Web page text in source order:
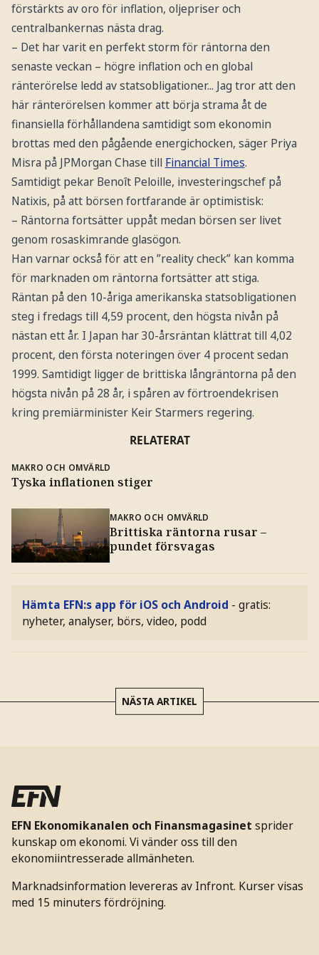
förstärkts av oro för inflation, oljepriser och
centralbankernas nästa drag.
– Det har varit en perfekt storm för räntorna den
senaste veckan – högre inflation och en global
ränterörelse ledd av statsobligationer... Jag tror att den
här ränterörelsen kommer att börja strama åt de
finansiella förhållandena samtidigt som ekonomin
brottas med den pågående energichocken, säger Priya
Misra på JPMorgan Chase till Financial Times.
Samtidigt pekar Benoît Peloille, investeringschef på
Natixis, på att börsen fortfarande är optimistisk:
– Räntorna fortsätter uppåt medan börsen ser livet
genom rosaskimrande glasögon.
Han varnar också för att en ”reality check” kan komma
för marknaden om räntorna fortsätter att stiga.
Räntan på den 10-åriga amerikanska statsobligationen
steg i fredags till 4,59 procent, den högsta nivån på
nästan ett år. I Japan har 30-årsräntan klättrat till 4,02
procent, den första noteringen över 4 procent sedan
1999. Samtidigt ligger de brittiska långräntorna på den
högsta nivån på 28 år, i spåren av förtroendekrisen
kring premiärminister Keir Starmers regering.
RELATERAT
MAKRO OCH OMVÄRLD
Tyska inflationen stiger
MAKRO OCH OMVÄRLD
Brittiska räntorna rusar –
pundet försvagas
Hämta EFN:s app för iOS och Android - gratis:
nyheter, analyser, börs, video, podd
NÄSTA ARTIKEL
EFN Ekonomikanalen och Finansmagasinet sprider
kunskap om ekonomi. Vi vänder oss till den
ekonomiintresserade allmänheten.
Marknadsinformation levereras av Infront. Kurser visas
med 15 minuters fördröjning.